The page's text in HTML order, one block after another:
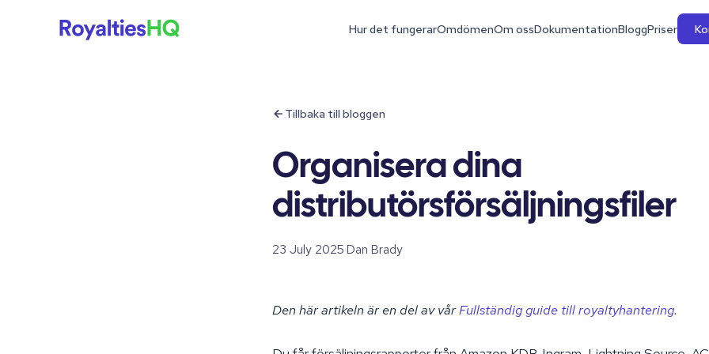
Hur det fungerarOmdömenOm ossDokumentationBloggPriser
Tillbaka till bloggen
Organisera dina
distributörsförsäljningsfiler
23 July 2025·Dan Brady
Den här artikeln är en del av vårFullständig guide till royaltyhantering.